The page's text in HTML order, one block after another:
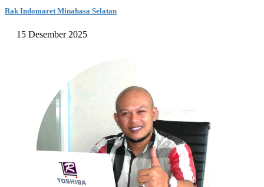
Rak Indomaret Minahasa Selatan
15 Desember 2025